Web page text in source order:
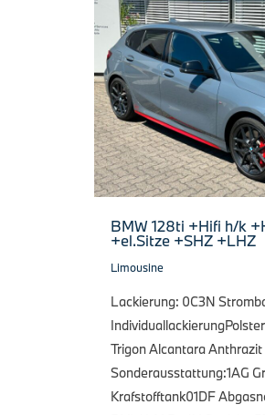
BMW 128ti +Hifi h/k
+el.Sitze +SHZ +LHZ
Limousine
Lackierung: 0C3N
Trigon Alcantara Anthrazit
Sonderausstattung:1AG
Krafstofftank01DF